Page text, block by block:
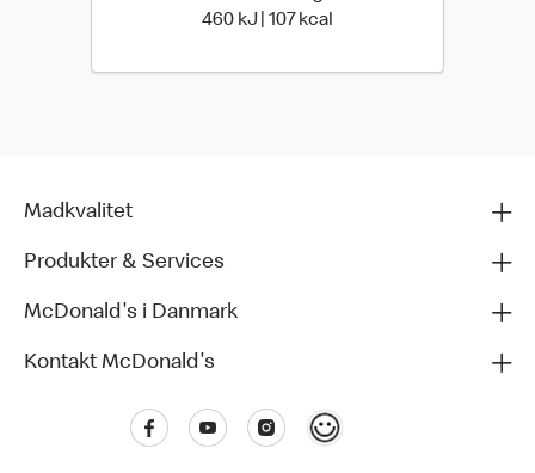
460 kJ | 107 kcal
Madkvalitet
Produkter & Services
McDonald's i Danmark
Kontakt McDonald's